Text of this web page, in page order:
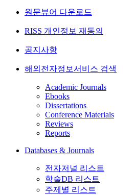
원문뷰어 다운로드
RISS 개인정보 재동의
공지사항
해외전자정보서비스 검색
Academic Journals
Ebooks
Dissertations
Conference Materials
Reviews
Reports
Databases & Journals
전자저널 리스트
학술DB 리스트
주제별 리스트